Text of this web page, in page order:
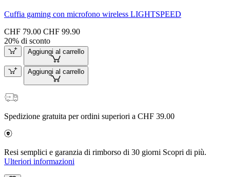
Cuffia gaming con microfono wireless LIGHTSPEED
CHF 79.00 CHF 99.90
20% di sconto
Aggiungi al carrello
Aggiungi al carrello
Spedizione gratuita per ordini superiori a CHF 39.00
Resi semplici e garanzia di rimborso di 30 giorni Scopri di più.
Ulteriori informazioni